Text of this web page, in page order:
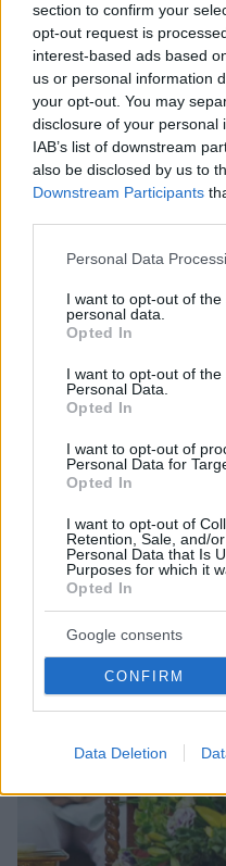
section to confirm your
opt-out request is
interest-based ads based
us or personal information
your opt-out. You may
disclosure of your personal
IAB’s list of downstream
also be disclosed by us to
Downstream Participants
Please note that this
not limited to your visit or
grant or deny consent to
use your data for below
consent section.
Personal Data
I want to opt-out of
personal data.
Opted In
I want to opt-out of the
Personal Data.
Opted In
I want to opt-out of
Personal Data for
Opted In
I want to opt-out of
Retention, Sale, and/
Personal Data that Is
Purposes for which it
Opted In
Google consents
CONFIRM
Data Deletion
πλούτη που επέβαλε τη
Ζει στο μεγαλύτερο
διακοσμημένο με
πολυτελών
του γενέθλια είχε
Τζάκσον - Τώρα θα...
θα λιθοβολεί τους